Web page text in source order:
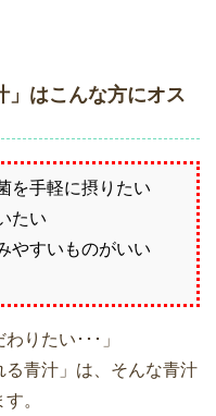
」はこんな方にオス
を手軽に摂りたい
たい
やすいものがいい
りたい･･･」
青汁」は、そんな青汁
。